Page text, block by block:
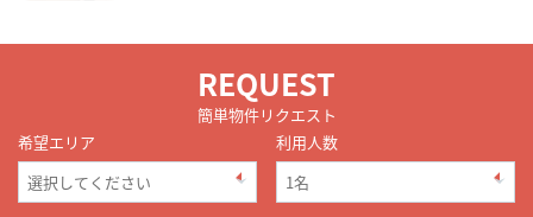
REQUEST
簡単物件リクエスト
希望エリア
利用人数